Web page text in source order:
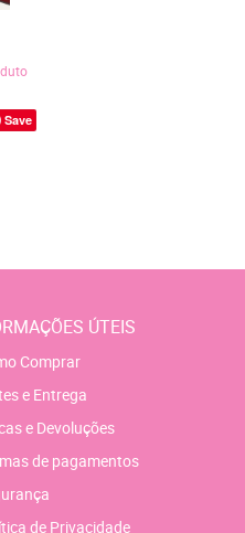
Save
ÚTEIS
Comprar
e Entrega
e Devoluções
de pagamentos
de Privacidade